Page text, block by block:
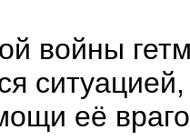
войны
её